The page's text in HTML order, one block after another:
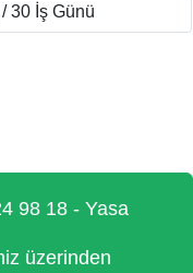
30 İş Günü
98 18 - Yasa
üzerinden